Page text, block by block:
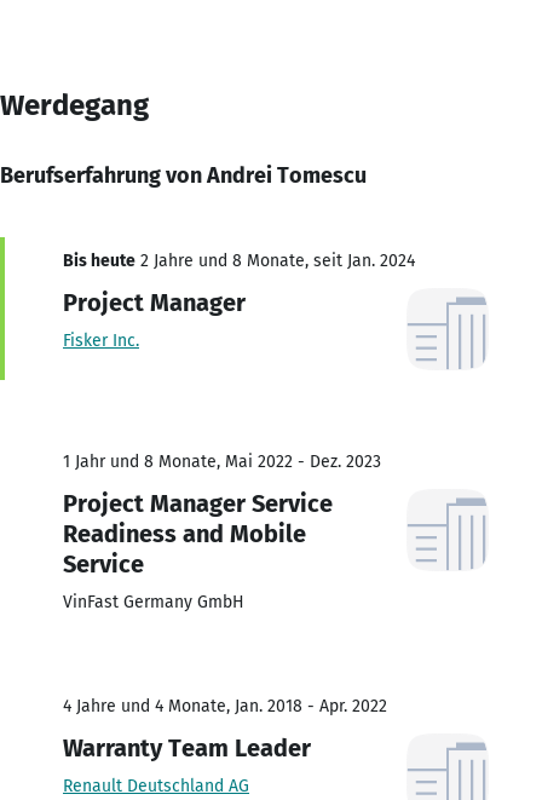
Werdegang
Berufserfahrung von Andrei Tomescu
Bis heute 2 Jahre und 8 Monate, seit Jan. 2024
Project Manager
Fisker Inc.
1 Jahr und 8 Monate, Mai 2022 - Dez. 2023
Project Manager Service
Readiness and Mobile
Service
VinFast Germany GmbH
4 Jahre und 4 Monate, Jan. 2018 - Apr. 2022
Warranty Team Leader
Renault Deutschland AG